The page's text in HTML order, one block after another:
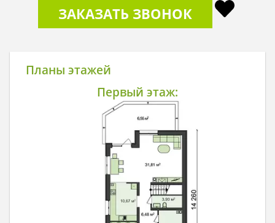
ЗАКАЗАТЬ ЗВОНОК
Планы этажей
Первый этаж: